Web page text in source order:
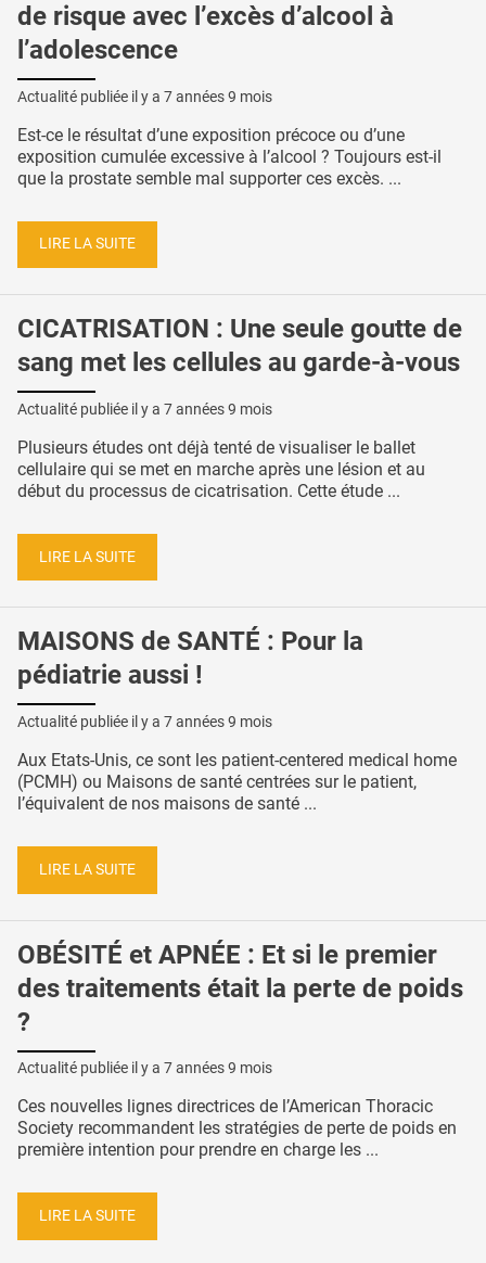
de risque avec l’excès d’alcool à
l’adolescence
Actualité publiée il y a 7 années 9 mois
Est-ce le résultat d’une exposition précoce ou d’une
exposition cumulée excessive à l’alcool ? Toujours est-il
que la prostate semble mal supporter ces excès. ...
LIRE LA SUITE
CICATRISATION : Une seule goutte de
sang met les cellules au garde-à-vous
Actualité publiée il y a 7 années 9 mois
Plusieurs études ont déjà tenté de visualiser le ballet
cellulaire qui se met en marche après une lésion et au
début du processus de cicatrisation. Cette étude ...
LIRE LA SUITE
MAISONS de SANTÉ : Pour la
pédiatrie aussi !
Actualité publiée il y a 7 années 9 mois
Aux Etats-Unis, ce sont les patient-centered medical home
(PCMH) ou Maisons de santé centrées sur le patient,
l’équivalent de nos maisons de santé ...
LIRE LA SUITE
OBÉSITÉ et APNÉE : Et si le premier
des traitements était la perte de poids
?
Actualité publiée il y a 7 années 9 mois
Ces nouvelles lignes directrices de l’American Thoracic
Society recommandent les stratégies de perte de poids en
première intention pour prendre en charge les ...
LIRE LA SUITE